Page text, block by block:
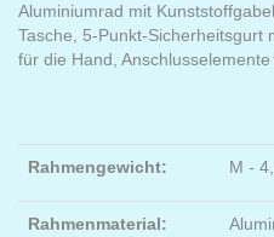
Aluminiumrad mit
Tasche, 5-Punkt-Sicherheitsgurt
für die Hand,
Rahmengewicht: M -
Rahmenmaterial: